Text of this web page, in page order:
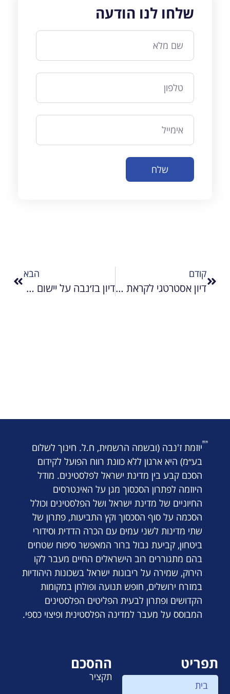
שלחו לנו הודעה
שלח
קודם
דיון אסטרטגי לקראת ההכרות במדינה פלסטינית באו״ם
הבא
דיון בז׳נבה על יישום תכנית טראמפ
יוזמת ז'נבה (ובשמה הרשמית, ח.ל. חינוך לשלום
בע״מ) היא ארגון ללא כוונת רווח הפועל לקידום
הסכם קבע בין מדינת ישראל לפלסטינים. מודל
היוזמה לפתרון הסכסוך מגן על האינטרסים
החיוניים של מדינת ישראל ושל הפלסטינים וכולל
הסכמה על סוף הסכסוך וקץ התביעות, פתרון של
שתי מדינות לשני עמים עם הכרה הדדית וסידורי
ביטחון, קביעת גבול ברור המאפשר סיפוח שטחים
בהם מתגוררים רוב הישראלים החיים מעבר לקו
הירוק, שמירה על ריבונות ישראל בשכונות היהודיות
במזרח ירושלים, חופש תנועה ופולחן במקומות
הקדושים ופתרון לבעית הפליטים הפלסטינים
המבוסס על מעבר למדינה הפלסטינית ופיצוי כספי.
תפריט
בית
ההסכם
תקציר